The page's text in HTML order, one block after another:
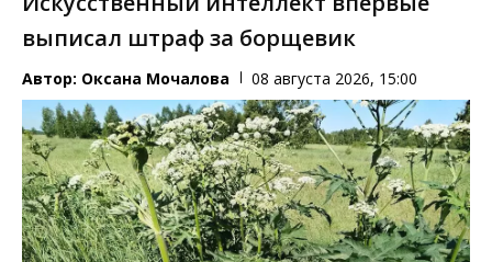
выписал штраф за борщевик
Автор: Оксана Мочалова 08 августа 2026, 15:00